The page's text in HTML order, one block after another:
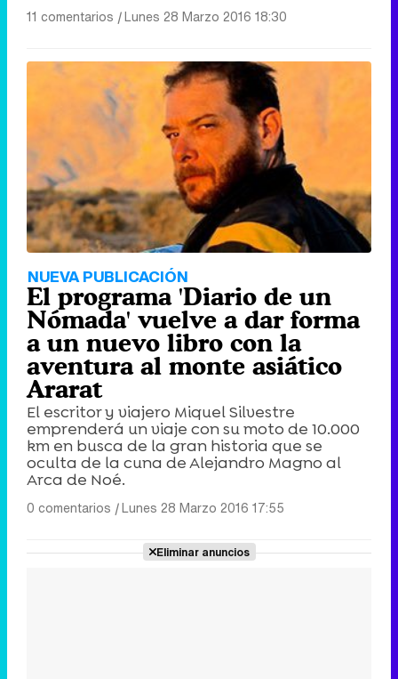
11 comentarios |Lunes 28 Marzo 2016 18:30
NUEVA PUBLICACIÓN
El programa 'Diario de un
Nómada' vuelve a dar forma
a un nuevo libro con la
aventura al monte asiático
Ararat
El escritor y viajero Miquel Silvestre
emprenderá un viaje con su moto de 10.000
km en busca de la gran historia que se
oculta de la cuna de Alejandro Magno al
Arca de Noé.
0 comentarios |Lunes 28 Marzo 2016 17:55
Eliminar anuncios